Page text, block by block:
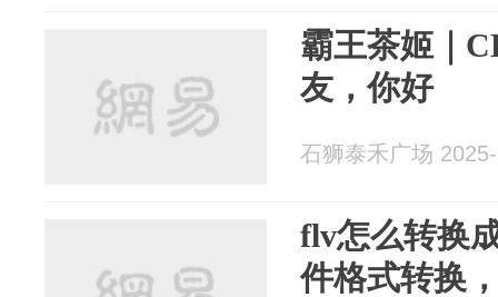
霸王茶姬｜
友，你好
石狮泰禾广场
flv怎么转换
件格式转换